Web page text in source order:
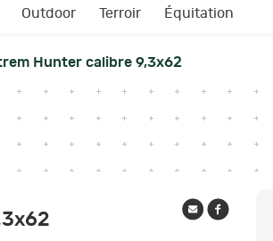
Outdoor Terroir Équitation
Hunter calibre 9,3x62